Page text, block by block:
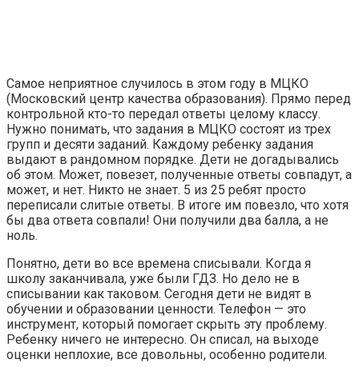
Самое неприятное случилось в этом году в МЦКО
(Московский центр качества образования). Прямо перед
контрольной кто-то передал ответы целому классу.
Нужно понимать, что задания в МЦКО состоят из трех
групп и десяти заданий. Каждому ребенку задания
выдают в рандомном порядке. Дети не догадывались
об этом. Может, повезет, полученные ответы совпадут, а
может, и нет. Никто не знает. 5 из 25 ребят просто
переписали слитые ответы. В итоге им повезло, что хотя
бы два ответа совпали! Они получили два балла, а не
ноль.
Понятно, дети во все времена списывали. Когда я
школу заканчивала, уже были ГДЗ. Но дело не в
списывании как таковом. Сегодня дети не видят в
обучении и образовании ценности. Телефон — это
инструмент, который помогает скрыть эту проблему.
Ребенку ничего не интересно. Он списал, на выходе
оценки неплохие, все довольны, особенно родители.